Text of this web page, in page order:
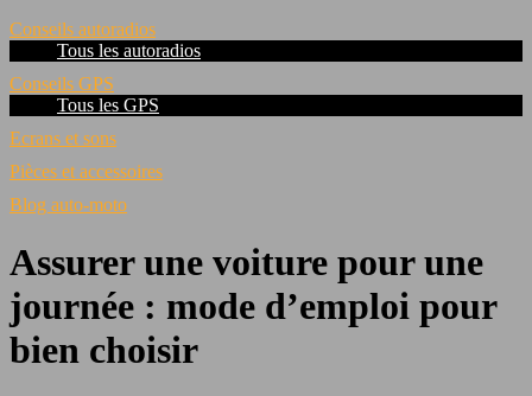
Conseils autoradios
Tous les autoradios
Conseils GPS
Tous les GPS
Ecrans et sons
Pièces et accessoires
Blog auto-moto
Assurer une voiture pour une
journée : mode d’emploi pour
bien choisir